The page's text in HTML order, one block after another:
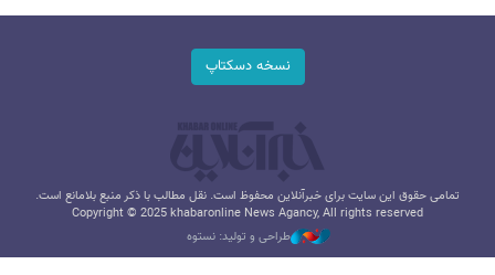
نسخه دسکتاپ
تمامی حقوق این سایت برای خبرآنلاین محفوظ است. نقل مطالب با ذکر منبع بلامانع است.
Copyright © 2025 khabaronline News Agancy, All rights reserved
طراحی و تولید: نستوه